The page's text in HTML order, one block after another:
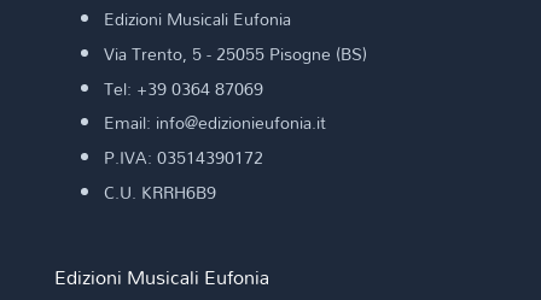
Edizioni Musicali Eufonia
Via Trento, 5 - 25055 Pisogne (BS)
Tel: +39 0364 87069
Email: info@edizionieufonia.it
P.IVA: 03514390172
C.U. KRRH6B9
Edizioni Musicali Eufonia